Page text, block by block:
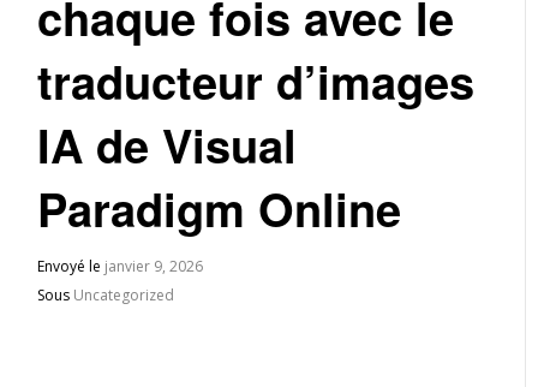
chaque fois avec le
traducteur d’images
IA de Visual
Paradigm Online
Envoyé le janvier 9, 2026
Sous Uncategorized